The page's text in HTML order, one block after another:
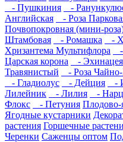
- Пушкиния
-
Английская
- Роза
Почвопокровная (мини-
Штамбовая
- Ромашка -
Хризантема Мультифлора
-
Царская корона
- Эхинацея
Травянистый
- Роза
- Гладиолус
- Дейция -
Лилейник
- Лилия -
Флокс
- Петуния Плодово-
Ягодные кустарники
растения Горшечные
Черенки Саженцы оптом